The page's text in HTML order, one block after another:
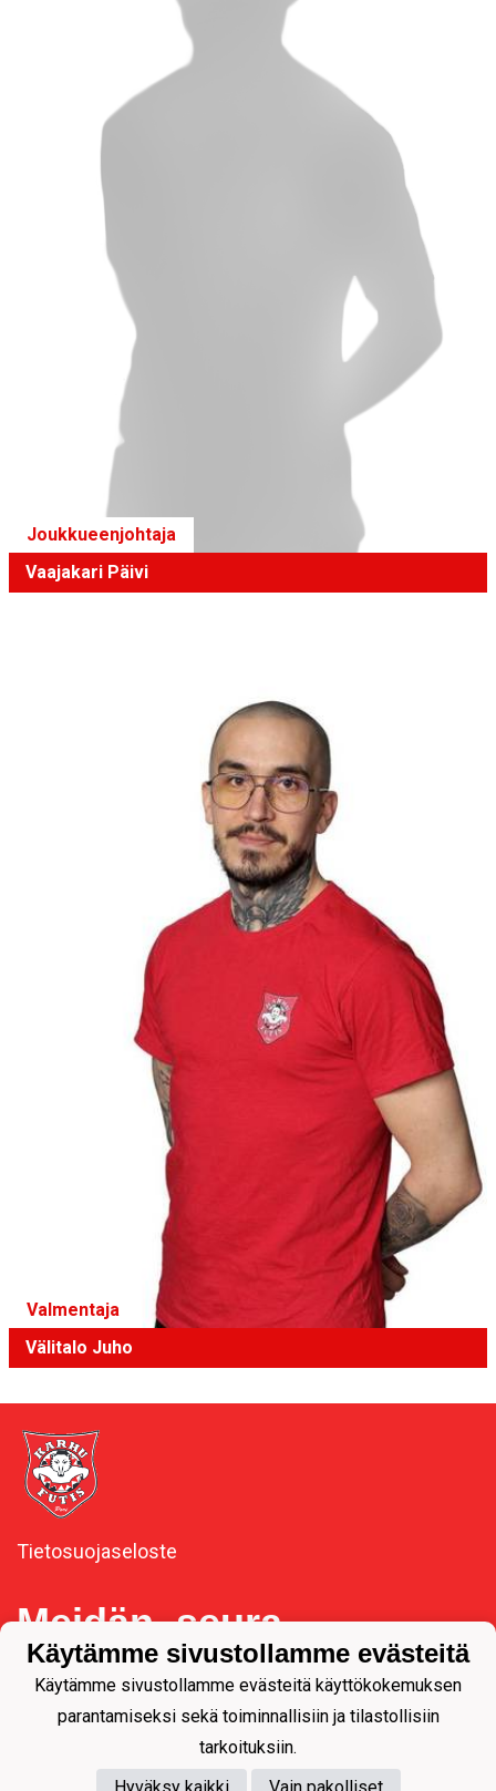
Joukkueenjohtaja
Vaajakari Päivi
Valmentaja
Välitalo Juho
Tietosuojaseloste
Meidän seura
Y-tunnus 1092537-3
Käytämme sivustollamme evästeitä
Käytämme sivustollamme evästeitä käyttökokemuksen
parantamiseksi sekä toiminnallisiin ja tilastollisiin
tarkoituksiin.